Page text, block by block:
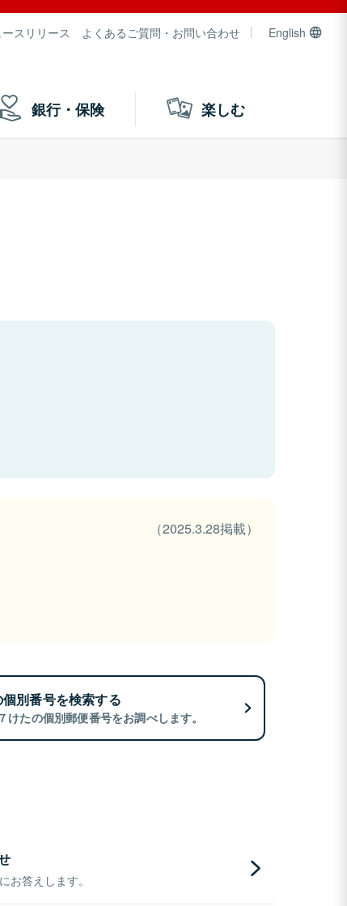
ースリリース よくあるご質問・お問い合わせ English
銀行・保険 楽しむ
（2025.3.28掲載）
別番号を検索する
けたの個別郵便番号をお調べします。
お答えします。